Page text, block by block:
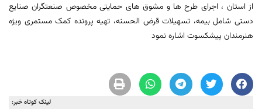
از استان ، اجرای طرح ها و مشوق های حمایتی مخصوص صنعتگران صنایع
دستی شامل بیمه، تسهیلات قرض الحسنه، تهیه پرونده کمک مستمری ویژه
هنرمندان پیشکسوت اشاره نمود
لینک کوتاه خبر: